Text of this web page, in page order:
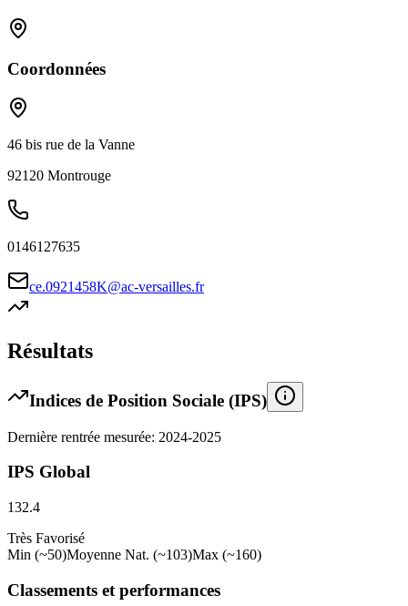
Coordonnées
46 bis rue de la Vanne
92120 Montrouge
0146127635
ce.0921458K@ac-versailles.fr
Résultats
Indices de Position Sociale (IPS)
Dernière rentrée mesurée: 2024-2025
IPS Global
132.4
Très Favorisé
Min (~50)Moyenne Nat. (~103)Max (~160)
Classements et performances